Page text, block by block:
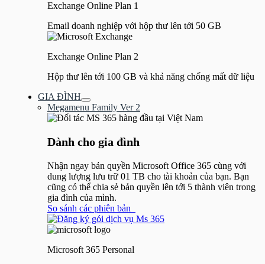
Exchange Online Plan 1
Email doanh nghiệp với hộp thư lên tới 50 GB
Exchange Online Plan 2
Hộp thư lên tới 100 GB và khả năng chống mất dữ liệu
GIA ĐÌNH
Bật/tắt
Menu
Megamenu Family Ver 2
Dành cho gia đình​
Nhận ngay bản quyền Microsoft Office 365 cùng với
dung lượng lưu trữ 01 TB cho tài khoản của bạn. Bạn
cũng có thể chia sẻ bản quyền lên tới 5 thành viên trong
gia đình của mình.
So sánh các phiên bản
Microsoft 365 Personal